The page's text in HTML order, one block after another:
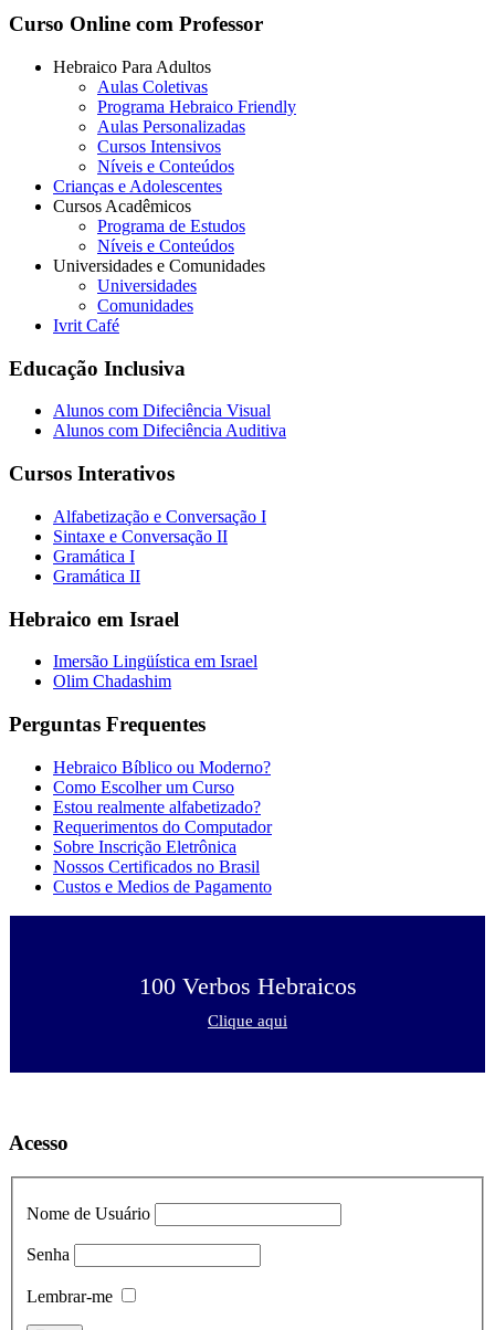
Curso Online com Professor
Hebraico Para Adultos
Aulas Coletivas
Programa Hebraico Friendly
Aulas Personalizadas
Cursos Intensivos
Níveis e Conteúdos
Crianças e Adolescentes
Cursos Acadêmicos
Programa de Estudos
Níveis e Conteúdos
Universidades e Comunidades
Universidades
Comunidades
Ivrit Café
Educação Inclusiva
Alunos com Difeciência Visual
Alunos com Difeciência Auditiva
Cursos Interativos
Alfabetização e Conversação I
Sintaxe e Conversação II
Gramática I
Gramática II
Hebraico em Israel
Imersão Lingüística em Israel
Olim Chadashim
Perguntas Frequentes
Hebraico Bíblico ou Moderno?
Como Escolher um Curso
Estou realmente alfabetizado?
Requerimentos do Computador
Sobre Inscrição Eletrônica
Nossos Certificados no Brasil
Custos e Medios de Pagamento
100 Verbos Hebraicos
Clique aqui
Acesso
Nome de Usuário
Senha
Lembrar-me